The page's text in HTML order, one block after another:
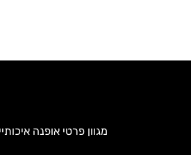
מגוון פרטי אופנה איכותיים ביותר